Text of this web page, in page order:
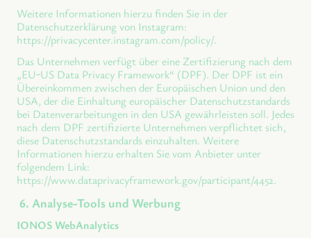
Weitere Informationen hierzu finden Sie in der
Datenschutzerklärung von Instagram:
https://privacycenter.instagram.com/policy/.
Das Unternehmen verfügt über eine Zertifizierung nach dem
„EU-US Data Privacy Framework“ (DPF). Der DPF ist ein
Übereinkommen zwischen der Europäischen Union und den
USA, der die Einhaltung europäischer Datenschutzstandards
bei Datenverarbeitungen in den USA gewährleisten soll. Jedes
nach dem DPF zertifizierte Unternehmen verpflichtet sich,
diese Datenschutzstandards einzuhalten. Weitere
Informationen hierzu erhalten Sie vom Anbieter unter
folgendem Link:
https://www.dataprivacyframework.gov/participant/4452.
6. Analyse-Tools und Werbung
IONOS WebAnalytics